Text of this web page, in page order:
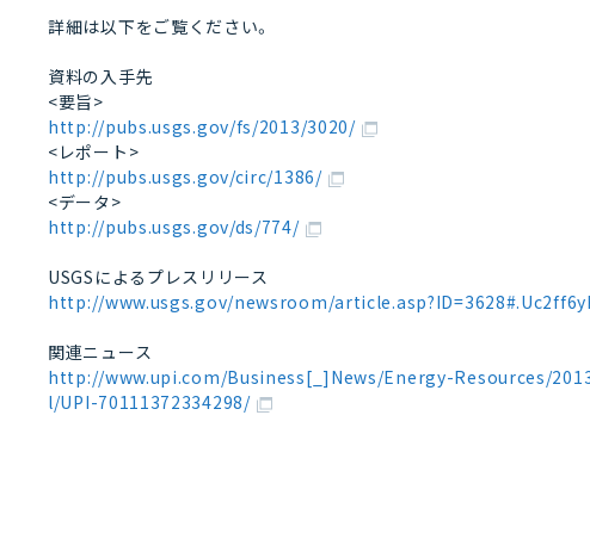
詳細は以下をご覧ください。
資料の入手先
<要旨>
http://pubs.usgs.gov/fs/2013/3020/
<レポート>
http://pubs.usgs.gov/circ/1386/
<データ>
http://pubs.usgs.gov/ds/774/
USGSによるプレスリリース
http://www.usgs.gov/newsroom/
関連ニュース
http://www.upi.com/Business[_]News/Energy-Resources/
l/UPI-70111372334298/